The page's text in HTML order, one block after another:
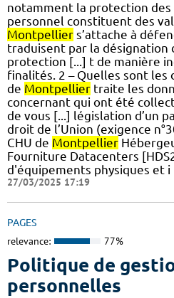
notamment la protection des
personnel constituent des
Montpellier s’attache à
traduisent par la désignation
protection [...] t de manière
finalités. 2 – Quelles sont les
de Montpellier traite les
concernant qui ont été
de vous [...] législation d’un
droit de l’Union (exigence
CHU de Montpellier
Fourniture Datacenters
d'équipements physiques et i
27/03/2025 17:19
PAGES
relevance: 77%
Politique de
personnelles